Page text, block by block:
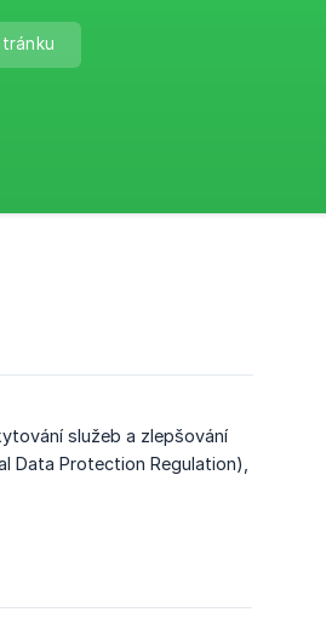
služeb a zlepšování
Data Protection Regulation),